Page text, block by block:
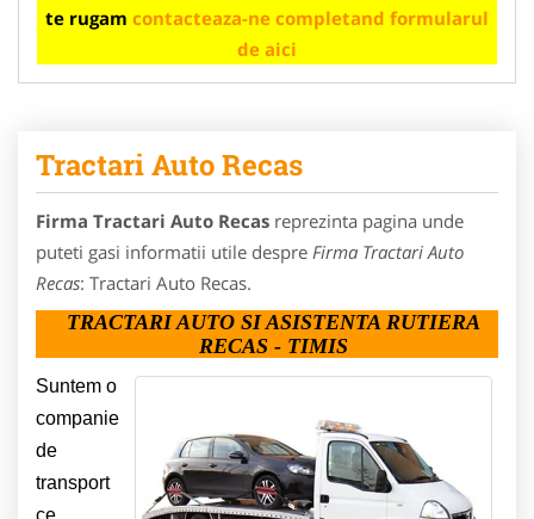
te rugam contacteaza-ne completand formularul
de aici
Tractari Auto Recas
Firma Tractari Auto Recas reprezinta pagina unde
puteti gasi informatii utile despre Firma Tractari Auto
Recas: Tractari Auto Recas.
TRACTARI AUTO SI ASISTENTA RUTIERA
RECAS - TIMIS
Suntem o
companie
de
transport
ce